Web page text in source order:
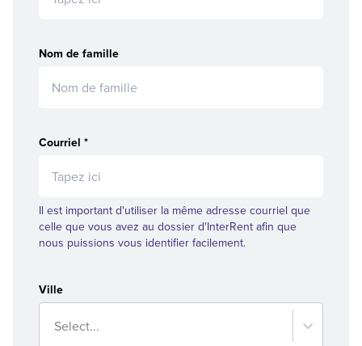
Nom de famille
Courriel *
Il est important d'utiliser la même adresse courriel que
celle que vous avez au dossier d'InterRent afin que
nous puissions vous identifier facilement.
Ville
Select...